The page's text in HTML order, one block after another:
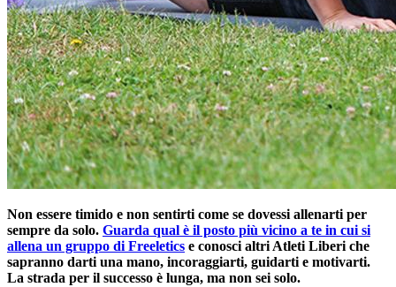
Non essere timido e non sentirti come se dovessi allenarti per
sempre da solo. Guarda qual è il posto più vicino a te in cui si
allena un gruppo di Freeletics e conosci altri Atleti Liberi che
sapranno darti una mano, incoraggiarti, guidarti e motivarti.
La strada per il successo è lunga, ma non sei solo.